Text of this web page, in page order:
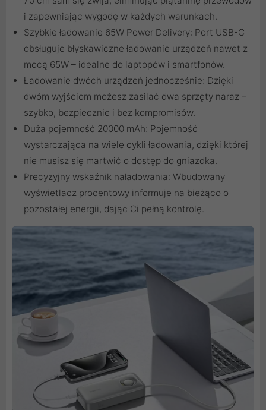
i zapewniając wygodę w każdych warunkach.
Szybkie ładowanie 65W Power Delivery: Port USB-C
obsługuje błyskawiczne ładowanie urządzeń nawet z
mocą 65W – idealne do laptopów i smartfonów.
Ładowanie dwóch urządzeń jednocześnie: Dzięki
dwóm wyjściom możesz zasilać dwa sprzęty naraz –
szybko, bezpiecznie i bez kompromisów.
Duża pojemność 20000 mAh: Pojemność
wystarczająca na wiele cykli ładowania, dzięki której
nie musisz się martwić o dostęp do gniazdka.
Precyzyjny wskaźnik naładowania: Wbudowany
wyświetlacz procentowy informuje na bieżąco o
pozostałej energii, dając Ci pełną kontrolę.